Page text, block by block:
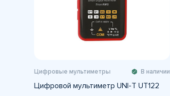
Цифровые мультиметры В наличии
Цифровой мультиметр UNI-T UT122